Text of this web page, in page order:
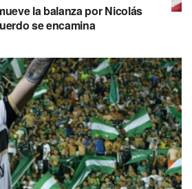
la balanza por Nicolás
se encamina